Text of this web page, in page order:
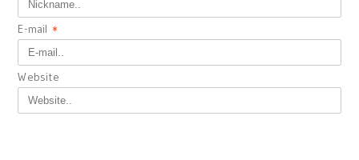
E-mail *
Website